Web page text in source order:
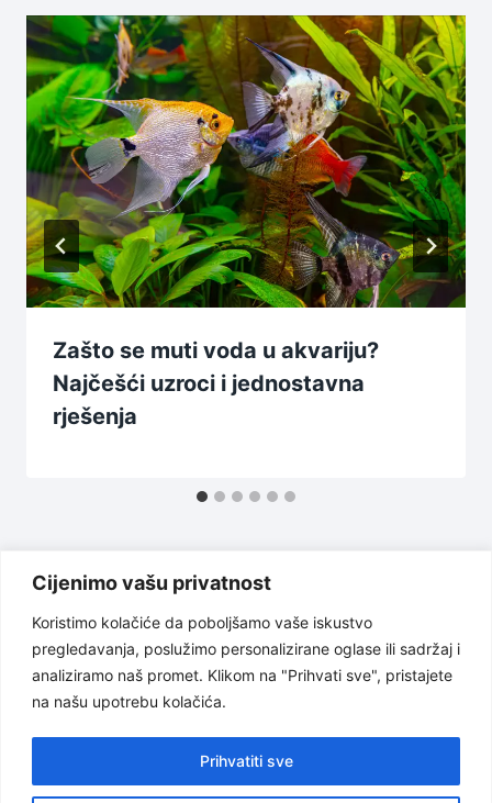
Cijenimo vašu privatnost
Koristimo kolačiće da poboljšamo vaše iskustvo
pregledavanja, poslužimo personalizirane oglase ili sadržaj i
analiziramo naš promet. Klikom na "Prihvati sve", pristajete
na našu upotrebu kolačića.
Prihvatiti sve
Zašto se muti voda u akvariju?
Najčešći uzroci i jednostavna
rješenja
Uslovi korištenja
Politika privatnosti
O nama
Odricanje od odgovornosti